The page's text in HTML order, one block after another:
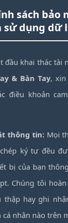
sách bảo
sử dụng dữ
đầu khai thác tài
& Bàn Tay, xin
điều khoản
thông tin:Mọi
ký tự đều
bị của bạn
Chúng tôi
thập hay ghi
cá nhân nào trên